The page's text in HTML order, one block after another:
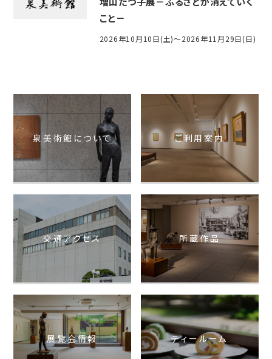
こと－
2026年10月10日(土)～2026年11月29日(日)
泉美術館について ご利用案内
交通アクセス 所蔵作品
展覧会情報 ティールーム